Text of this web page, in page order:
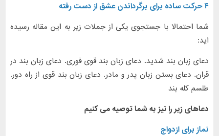
۴ حرکت ساده برای برگرداندن عشق از دست رفته
شما احتمالا با جستجوی یکی از جملات زیر به این مقاله رسیده
اید:
دعای زبان بند شدید. دعای زبان بند قوی فوری. دعای زبان بند در
قران. دعای بستن زبان پدر و مادر. دعای زبان بند قوی از راه دور.
طلسم کله بند
دعاهای زیر را نیز به شما توصیه می کنیم
نماز برای ازدواج